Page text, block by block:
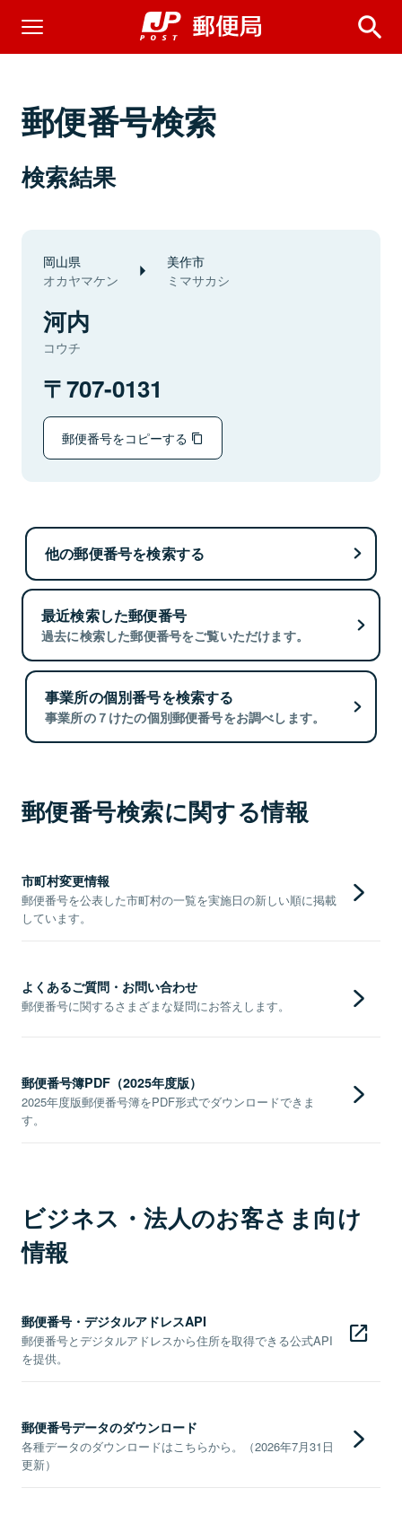
郵便番号検索
検索結果
岡山県
オカヤマケン
美作市
ミマサカシ
河内
コウチ
707-0131
郵便番号をコピーする
他の郵便番号を検索する
最近検索した郵便番号
過去に検索した郵便番号をご覧いただけます。
事業所の個別番号を検索する
事業所の７けたの個別郵便番号をお調べします。
郵便番号検索に関する情報
市町村変更情報
郵便番号を公表した市町村の一覧を実施日の新しい順に掲載
しています。
よくあるご質問・お問い合わせ
郵便番号に関するさまざまな疑問にお答えします。
郵便番号簿PDF（2025年度版）
2025年度版郵便番号簿をPDF形式でダウンロードできま
す。
ビジネス・法人のお客さま向け
情報
郵便番号・デジタルアドレスAPI
郵便番号とデジタルアドレスから住所を取得できる公式API
を提供。
郵便番号データのダウンロード
各種データのダウンロードはこちらから。（2026年7月31日
更新）